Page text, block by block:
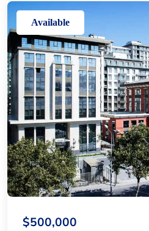
Available
$500,000